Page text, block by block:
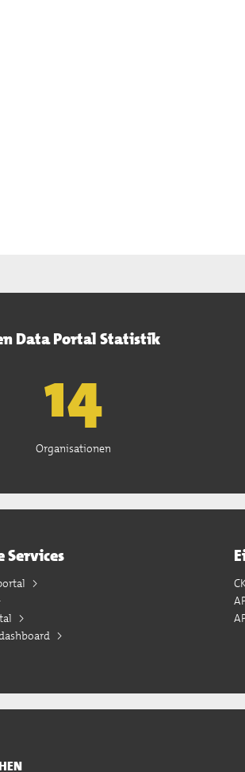
Data Portal Statistik
15
Organisationen
Services